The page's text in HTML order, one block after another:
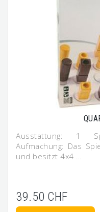
Ausstattung: 1
Aufmachung: Das
und besitzt 4x4 …
39.50 CHF